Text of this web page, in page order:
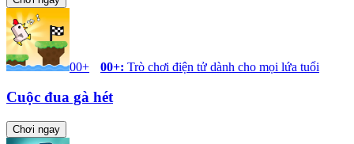
00+ 00+: Trò chơi điện tử dành cho mọi lứa tuổi
Cuộc đua gà hét
Chơi ngay